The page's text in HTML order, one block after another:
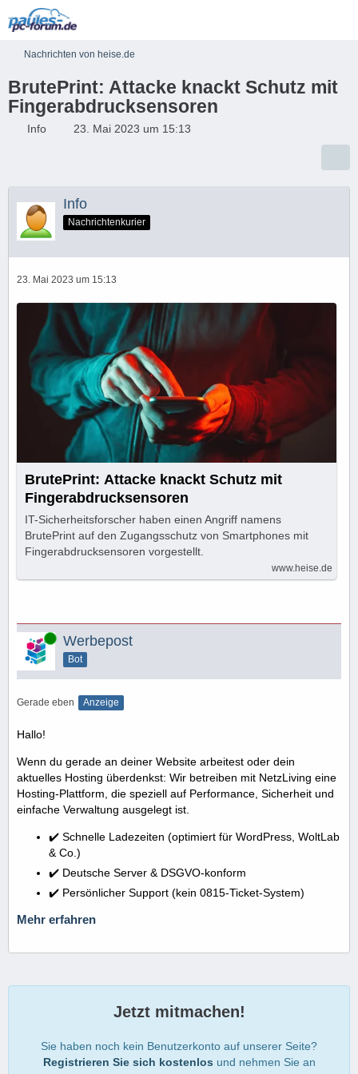
Nachrichten von heise.de
BrutePrint: Attacke knackt Schutz mit
Fingerabdrucksensoren
Info 23. Mai 2023 um 15:13
Info
Nachrichtenkurier
23. Mai 2023 um 15:13
BrutePrint: Attacke knackt Schutz mit
Fingerabdrucksensoren
IT-Sicherheitsforscher haben einen Angriff namens
BrutePrint auf den Zugangsschutz von Smartphones mit
Fingerabdrucksensoren vorgestellt.
www.heise.de
Online Werbepost
Bot
Gerade eben Anzeige
Hallo!
Wenn du gerade an deiner Website arbeitest oder dein
aktuelles Hosting überdenkst: Wir betreiben mit NetzLiving eine
Hosting-Plattform, die speziell auf Performance, Sicherheit und
einfache Verwaltung ausgelegt ist.
✔️ Schnelle Ladezeiten (optimiert für WordPress, WoltLab
& Co.)
✔️ Deutsche Server & DSGVO-konform
✔️ Persönlicher Support (kein 0815-Ticket-System)
Mehr erfahren
Jetzt mitmachen!
Sie haben noch kein Benutzerkonto auf unserer Seite?
Registrieren Sie sich kostenlos und nehmen Sie an